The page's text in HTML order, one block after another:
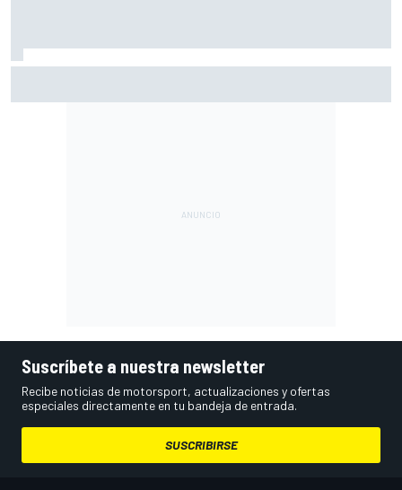
Suscríbete a nuestra newsletter
Recibe noticias de motorsport, actualizaciones y ofertas
especiales directamente en tu bandeja de entrada.
SUSCRIBIRSE